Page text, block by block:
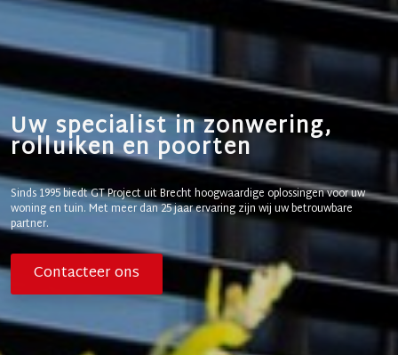
Uw specialist in zonwering,
rolluiken en poorten
Sinds 1995 biedt GT Project uit Brecht hoogwaardige oplossingen voor uw
woning en tuin. Met meer dan 25 jaar ervaring zijn wij uw betrouwbare
partner.
Contacteer ons